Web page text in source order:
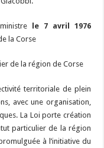
le 7 avril 1976
la Corse
de la région de Corse
territoriale de plein
avec une organisation,
La Loi porte création
particulier de la région
à l’initiative du